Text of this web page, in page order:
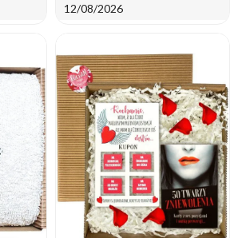
12/08/2026